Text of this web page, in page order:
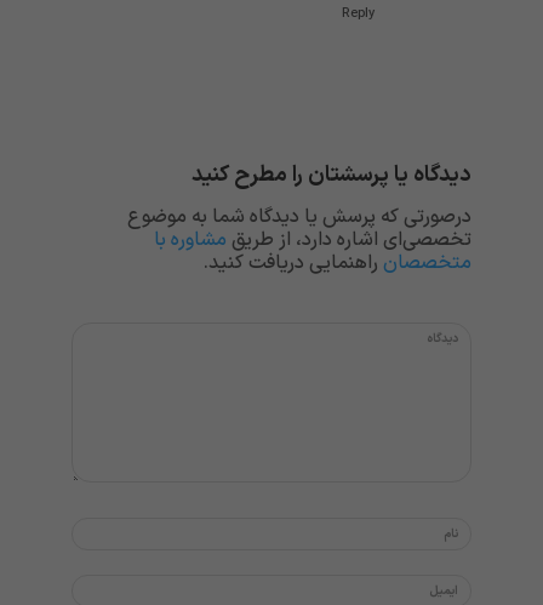
Reply
دیدگاه یا پرسشتان را مطرح کنید
درصورتی که پرسش یا دیدگاه شما به موضوع
تخصصی‌ای اشاره دارد، از طریق مشاوره با
متخصصان راهنمایی دریافت کنید.